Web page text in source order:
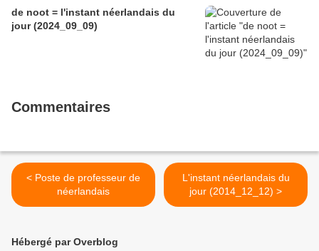
de noot = l'instant néerlandais du
jour (2024_09_09)
Commentaires
< Poste de professeur de
néerlandais
L'instant néerlandais du
jour (2014_12_12) >
Hébergé par Overblog